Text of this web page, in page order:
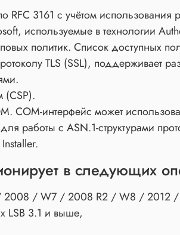
RFC 3161 с учётом
используемые в технологии
политик. Список доступных
TLS (SSL), поддерживает
(CSP).
COM-интерфейс может
работы с ASN.1-структурами
в следующих
2008 / W7 / 2008 R2 / W8 / 2012
LSB 3.1 и выше,